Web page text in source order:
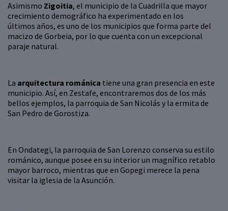
Asimismo Zigoitia, el municipio de la Cuadrilla que mayor
crecimiento demográfico ha experimentado en los
últimos años, es uno de los municipios que forma parte del
macizo de Gorbeia, por lo que cuenta con un excepcional
paraje natural.
La arquitectura románica tiene una gran presencia en este
municipio. Así, en Zestafe, encontraremos dos de los más
bellos ejemplos, la parroquia de San Nicolás y la ermita de
San Pedro de Gorostiza.
En Ondategi, la parroquia de San Lorenzo conserva su estilo
románico, aunque posee en su interior un magnífico retablo
mayor barroco, mientras que en Gopegi merece la pena
visitar la iglesia de la Asunción.